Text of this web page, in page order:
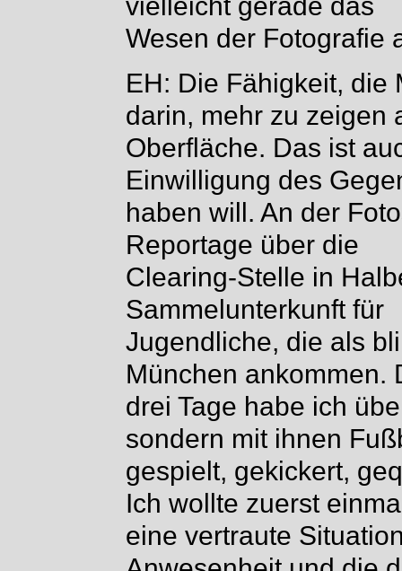
Wesen der Fotografie
EH: Die Fähigkeit, die
darin, mehr zu zeigen
Oberfläche. Das ist
Einwilligung des
haben will. An der
Reportage über die
Clearing-Stelle in
Sammelunterkunft für
Jugendliche, die als
München ankommen.
drei Tage habe ich
sondern mit ihnen
gespielt, gekickert,
Ich wollte zuerst
eine vertraute